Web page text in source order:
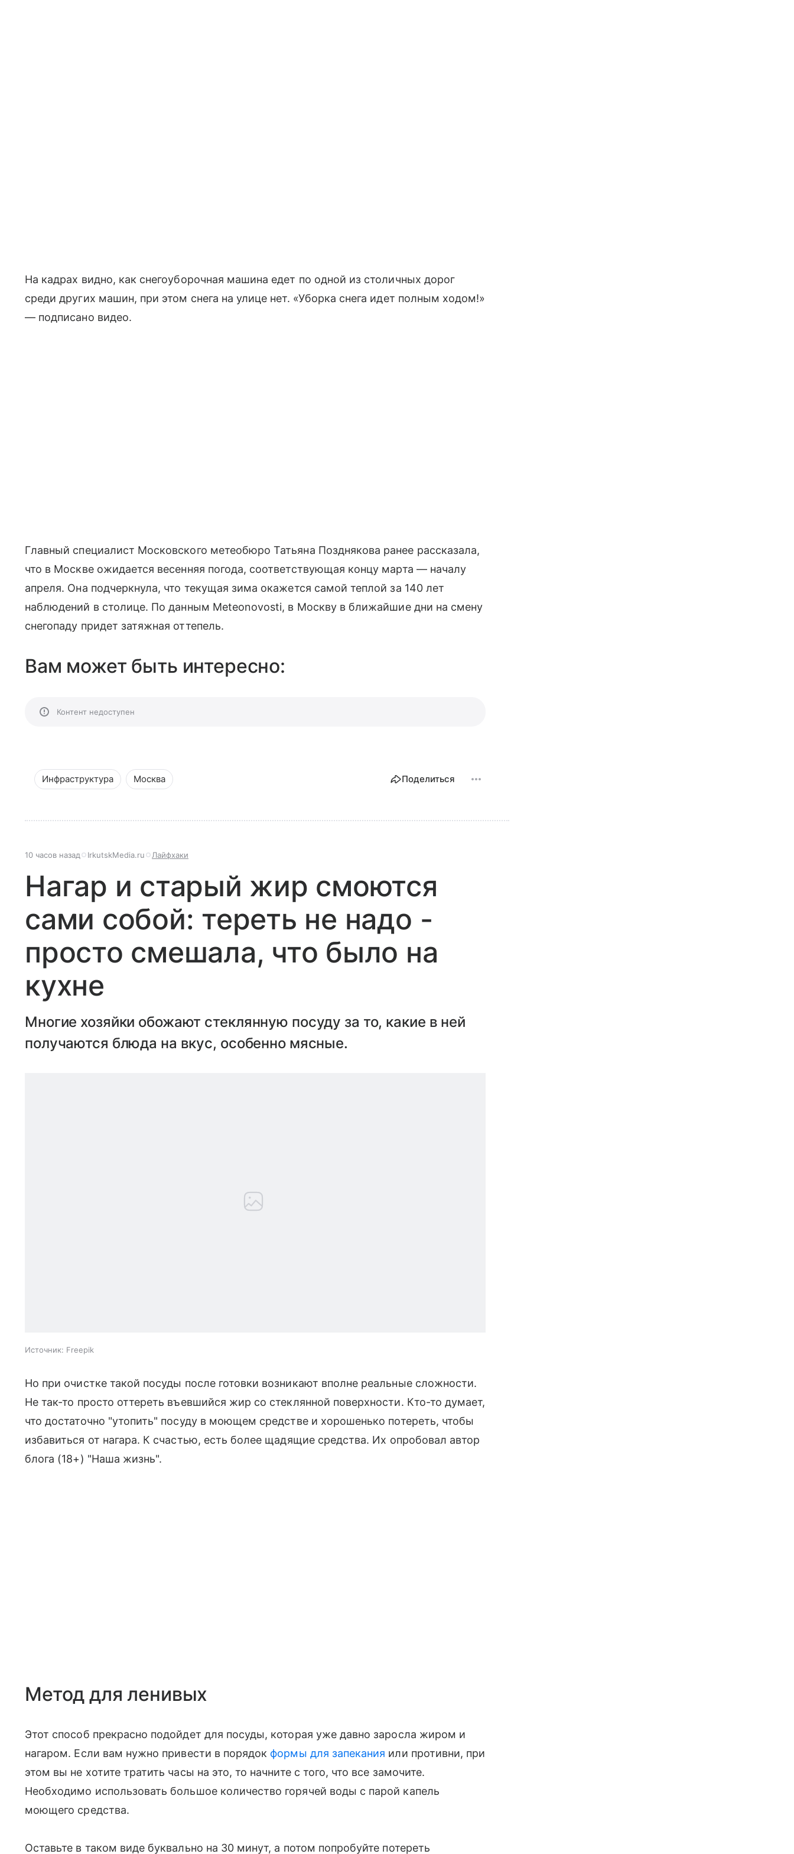
На кадрах видно, как снегоуборочная машина едет по одной из столичных дорог
среди других машин, при этом снега на улице нет. «Уборка снега идет полным ходом!»
— подписано видео.
Главный специалист Московского метеобюро Татьяна Позднякова ранее рассказала,
что в Москве ожидается весенняя погода, соответствующая концу марта — началу
апреля. Она подчеркнула, что текущая зима окажется самой теплой за 140 лет
наблюдений в столице. По данным Meteonovosti, в Москву в ближайшие дни на смену
снегопаду придет затяжная оттепель.
Вам может быть интересно:
Контент недоступен
Инфраструктура Москва Поделиться
10 часов назад IrkutskMedia.ru Лайфхаки
Нагар и старый жир смоются
сами собой: тереть не надо -
просто смешала, что было на
кухне
Многие хозяйки обожают стеклянную посуду за то, какие в ней
получаются блюда на вкус, особенно мясные.
Источник: Freepik
Но при очистке такой посуды после готовки возникают вполне реальные сложности.
Не так-то просто оттереть въевшийся жир со стеклянной поверхности. Кто-то думает,
что достаточно "утопить" посуду в моющем средстве и хорошенько потереть, чтобы
избавиться от нагара. К счастью, есть более щадящие средства. Их опробовал автор
блога (18+) "Наша жизнь".
Метод для ленивых
Этот способ прекрасно подойдет для посуды, которая уже давно заросла жиром и
нагаром. Если вам нужно привести в порядок формы для запекания или противни, при
этом вы не хотите тратить часы на это, то начните с того, что все замочите.
Необходимо использовать большое количество горячей воды с парой капель
моющего средства.
Оставьте в таком виде буквально на 30 минут, а потом попробуйте потереть